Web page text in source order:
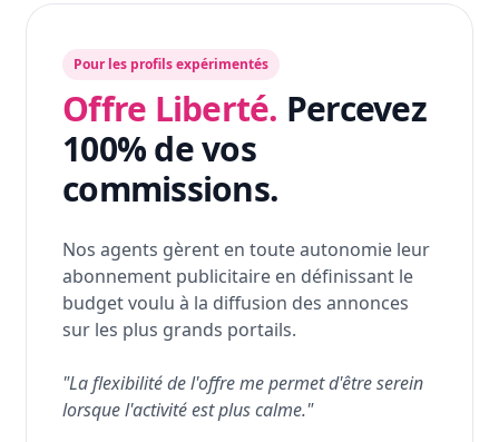
Pour les profils expérimentés
Offre Liberté. Percevez
100% de vos
commissions.
Nos agents gèrent en toute autonomie leur
abonnement publicitaire en définissant le
budget voulu à la diffusion des annonces
sur les plus grands portails.
"La flexibilité de l'offre me permet d'être serein
lorsque l'activité est plus calme."